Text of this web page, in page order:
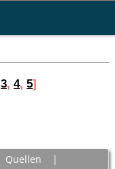
3, 4, 5]
Quellen |